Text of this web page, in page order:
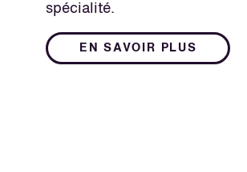
spécialité.
EN SAVOIR PLUS